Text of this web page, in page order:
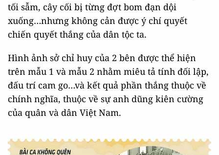
tối sẫm, cây cối bị từng đợt bom đạn dội
xuống…nhưng không cản được ý chí quyết
chiến quyết thắng của dân tộc ta.
Hình ảnh sở chỉ huy của 2 bên được thể hiện
trên mẫu 1 và mẫu 2 nhằm miêu tả tính đối lập,
đấu trí cam go…và kết quả phần thắng thuộc về
chính nghĩa, thuộc về sự anh dũng kiên cường
của quân và dân Việt Nam.